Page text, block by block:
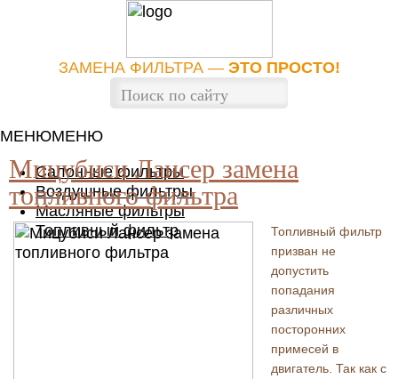
ЗАМЕНА ФИЛЬТРА — ЭТО ПРОСТО!
МЕНЮМЕНЮ
Салонные фильтры
Воздушные фильтры
Масляные фильтры
Топливный фильтр
Мицубиси Лансер замена
топливного фильтра
Топливный фильтр
призван не
допустить
попадания
различных
посторонних
примесей в
двигатель. Так как с